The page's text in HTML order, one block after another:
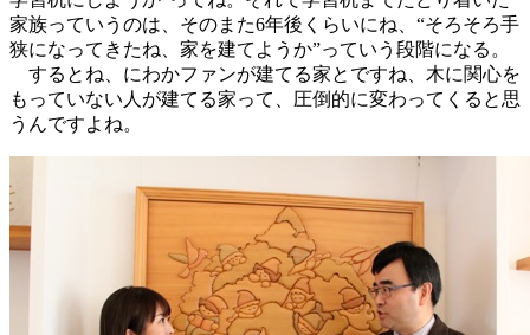
家族っていうのは、そのまた6年後くらいにね、“そろそろ手
狭になってきたね、家を建てようか”っていう段階になる。
するとね、にわかファンが建てる家とですね、木に関心を
もっていない人が建てる家って、圧倒的に変わってくると思
うんですよね。